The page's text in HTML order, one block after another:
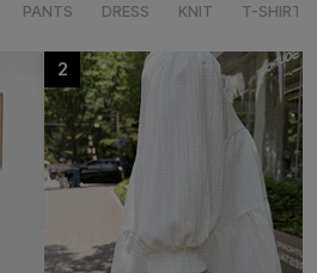
PANTS DRESS KNIT T-SHIRT